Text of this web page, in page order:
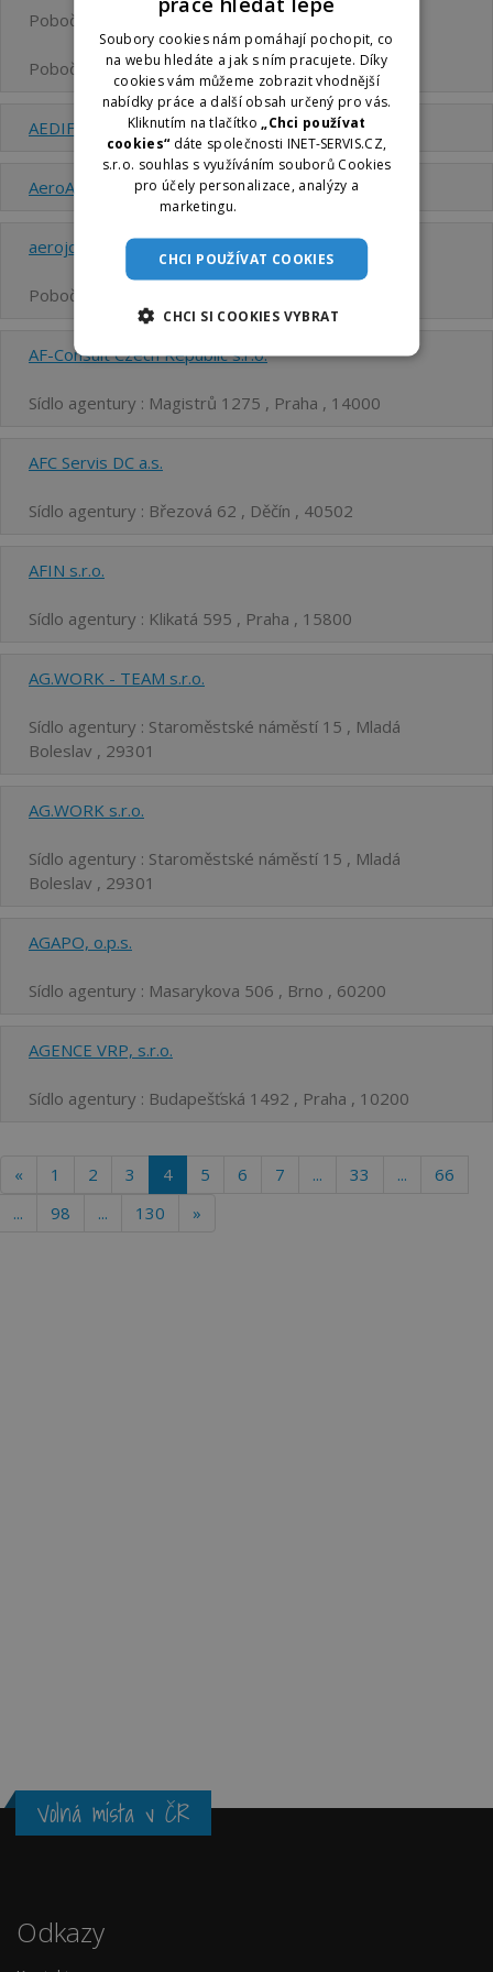
Pobočka : Divadelní 2920 , Plzeň , 30100
Pobočka : Národní 135 , Praha , 11000
AEDIFICABO s.r.o.
AeroAgency s.r.o.
aerojobsinternational s.r.o.
Pobočka : 17. listopadu 239 , Mělník , 27601
AF-Consult Czech Republic s.r.o.
Sídlo agentury : Magistrů 1275 , Praha , 14000
AFC Servis DC a.s.
Sídlo agentury : Březová 62 , Děčín , 40502
AFIN s.r.o.
Sídlo agentury : Klikatá 595 , Praha , 15800
AG.WORK - TEAM s.r.o.
Sídlo agentury : Staroměstské náměstí 15 , Mladá
Boleslav , 29301
AG.WORK s.r.o.
Sídlo agentury : Staroměstské náměstí 15 , Mladá
Boleslav , 29301
AGAPO, o.p.s.
Sídlo agentury : Masarykova 506 , Brno , 60200
AGENCE VRP, s.r.o.
Sídlo agentury : Budapešťská 1492 , Praha , 10200
« 1 2 3 4 5 6 7 ... 33 ...
66
...
98 ... 130 »
Volná místa v ČR
Odkazy
Soubory cookies nám pomáhají pochopit, co
na webu hledáte a jak s ním pracujete. Díky
cookies vám můžeme zobrazit vhodnější
nabídky práce a další obsah určený pro vás.
Kliknutím na tlačítko„Chci používat
cookies“ dáte společnosti INET-SERVIS.CZ,
s.r.o. souhlas s využíváním souborů Cookies
pro účely personalizace, analýzy a
marketingu.
CHCI POUŽÍVAT COOKIES
CHCI SI COOKIES VYBRAT